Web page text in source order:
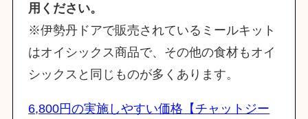
用ください。
※伊勢丹ドアで販売されているミールキット
はオイシックス商品で、その他の食材もオイ
シックスと同じものが多くあります。
6,800円の実施しやすい価格【チャットジー